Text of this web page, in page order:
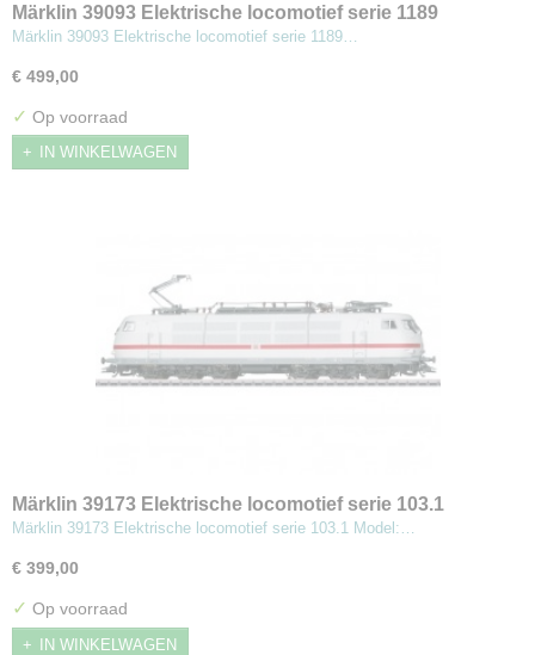
Märklin 39093 Elektrische locomotief serie 1189
Märklin 39093 Elektrische locomotief serie 1189…
€ 499,00
✓ Op voorraad
IN WINKELWAGEN
Märklin 39173 Elektrische locomotief serie 103.1
Märklin 39173 Elektrische locomotief serie 103.1 Model:…
€ 399,00
✓ Op voorraad
IN WINKELWAGEN